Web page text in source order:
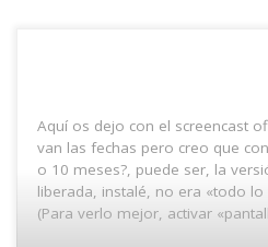
Aquí os dejo con el screencast
van las fechas pero creo que
o 10 meses?, puede ser, la
liberada, instalé, no era «todo
(Para verlo mejor, activar